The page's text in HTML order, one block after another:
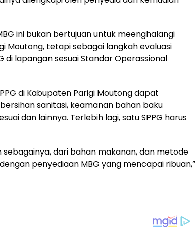
ini bukan bertujuan untuk meenghalangi
Moutong, tetapi sebagai langkah evaluasi
lapangan sesuai Standar Operassional
di Kabupaten Parigi Moutong dapat
sanitasi, keamanan bahan baku
dan lainnya. Terlebih lagi, satu SPPG harus
sebagainya, dari bahan makanan, dan metode
penyediaan MBG yang mencapai ribuan,”